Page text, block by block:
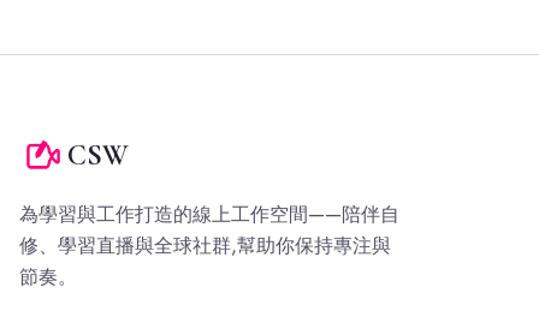
CSW
為學習與工作打造的線上工作空間——陪伴自
修、學習直播與全球社群,幫助你保持專注與
節奏。